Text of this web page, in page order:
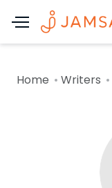
Home Writers